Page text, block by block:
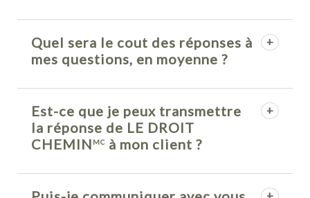
Quel sera le cout des réponses à
mes questions, en moyenne ?
Est-ce que je peux transmettre
la réponse de LE DROIT
CHEMIN MC à mon client ?